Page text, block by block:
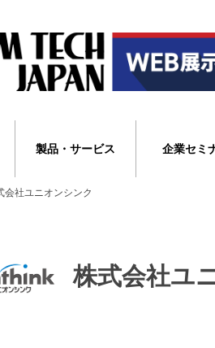
製品・サービス 企業セミ
会社ユニオンシンク
株式会社ユ